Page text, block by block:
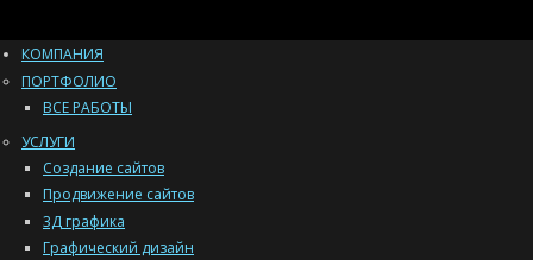
КОМПАНИЯ
ПОРТФОЛИО
ВСЕ РАБОТЫ
УСЛУГИ
Создание сайтов
Продвижение сайтов
3Д графика
Графический дизайн